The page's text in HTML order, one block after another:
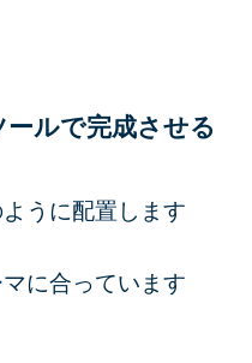
ルで完成させる
うに配置します
に合っています